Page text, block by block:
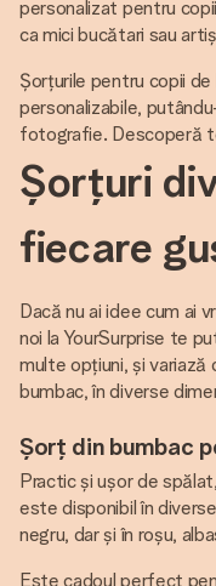
personalizat pentru
ca mici bucătari sau
Șorțurile pentru copii
personalizabile,
fotografie. Descoperă
Șorțuri
fiecare
Dacă nu ai idee cum ai
noi la YourSurprise te
multe opțiuni, și variază
bumbac, în diverse
Șorț din bumbac
Practic și ușor de
este disponibil în
negru, dar și în roșu,
Este cadoul perfect